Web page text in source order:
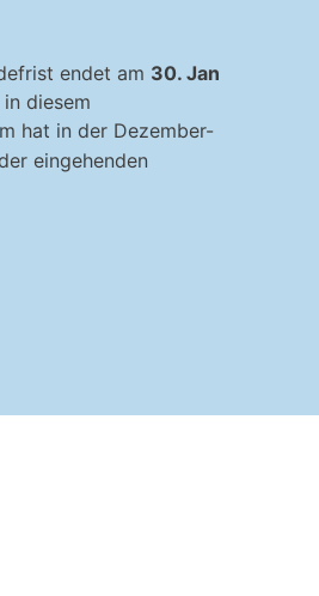
endet am 30. Jan
diesem
hat in der Dezember-
eingehenden